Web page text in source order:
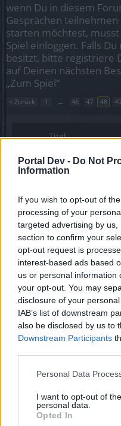
Portal Dev - Do Not
Information
If you wish to opt-out of
processing of your
targeted advertising by
section to confirm your
opt-out request is
interest-based ads based
us or personal information
your opt-out. You may
disclosure of your
IAB’s list of downstream
also be disclosed by us to
Downstream Participants
Personal Data
I want to opt-out of
personal data.
Opted In
wenn Du in diesem
Gesprächen
starten möchtest,
Spiel einloggen. Falls
besitzt, bitte registriere
auf Deinen nächsten
„Zum Spiel“
< Zurück 1 ← 46 47 48 49
Titel
Tutorial:
Xebii
Xebii
Antworten: 0
Patchnotes
Aruna
Antworten:
0
Forenwartung
Antworten: 0
Fallende Preise!
Onebro
Antworten: 0
Hotfix R 119
-Rocket11-
-Rocket11-
Antworten: 0
Patchnotes
Onebro
Antworten: